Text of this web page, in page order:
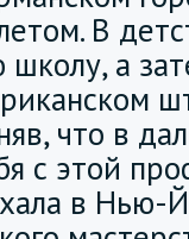
В
школу, а
что в
с этой
в Нью-